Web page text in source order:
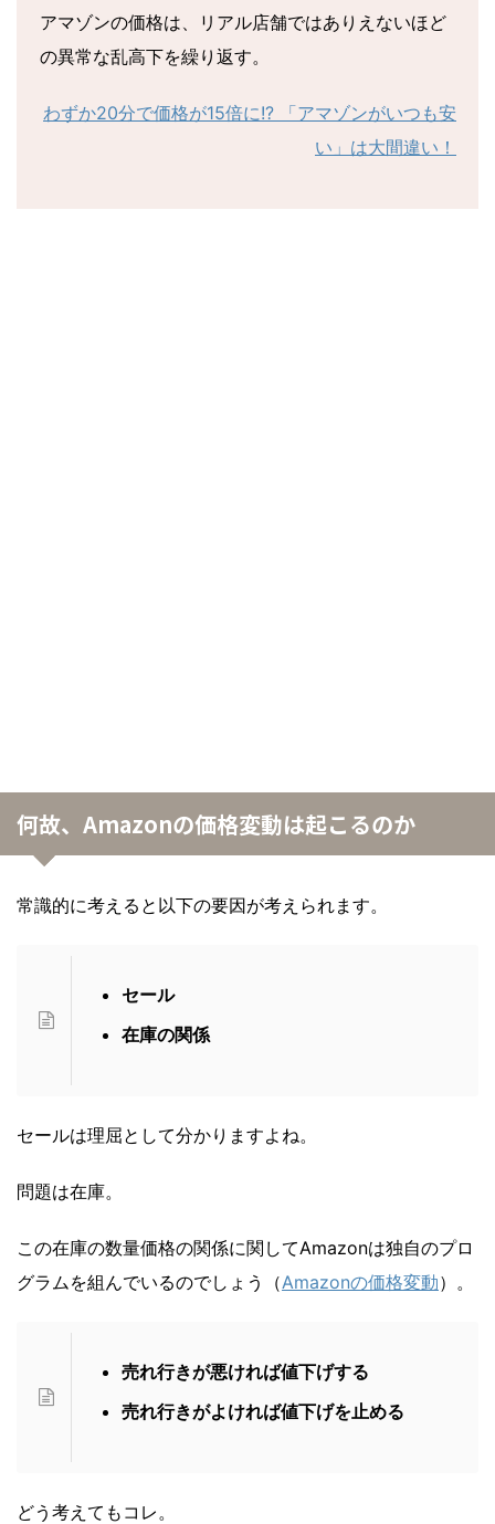
アマゾンの価格は、リアル店舗ではありえないほど
の異常な乱高下を繰り返す。
わずか20分で価格が15倍に!? 「アマゾンがいつも安
い」は大間違い！
何故、Amazonの価格変動は起こるのか
常識的に考えると以下の要因が考えられます。
セール
在庫の関係
セールは理屈として分かりますよね。
問題は在庫。
この在庫の数量価格の関係に関してAmazonは独自のプロ
グラムを組んでいるのでしょう（Amazonの価格変動）。
売れ行きが悪ければ値下げする
売れ行きがよければ値下げを止める
どう考えてもコレ。